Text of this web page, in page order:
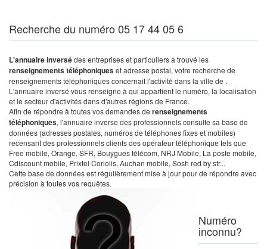
Recherche du numéro 05 17 44 05 6
L'annuaire inversédes entreprises et particuliers a trouvé les
renseignements téléphoniqueset adresse postal, votre recherche de
renseignements téléphoniques concernait l'activité dans la ville de .
L'annuaire inversé vous renseigne à qui appartient le numéro, la localisation
et le secteur d'activités dans d'autres régions de France.
Afin de répondre à toutes vos demandes de renseignements
téléphoniques, l'annuaire inverse des professionnels consulte sa base de
données (adresses postales, numéros de téléphones fixes et mobiles)
recensant des professionnels clients des opérateur téléphonique tels que
Free mobile, Orange, SFR, Bouygues télécom, NRJ Mobile, La poste mobile,
Cdiscount mobile, Prixtel Coriolis, Auchan mobile, Sosh red by sfr...
Cette base de données est régulièrement mise à jour pour de répondre avec
précision à toutes vos requêtes.
Numéro
inconnu?